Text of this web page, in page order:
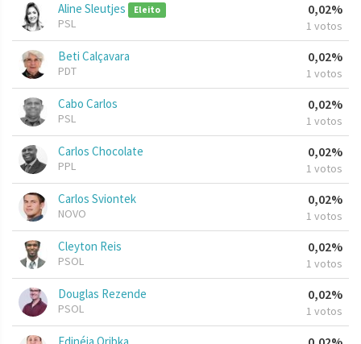
Aline Sleutjes Eleito
PSL
0,02%
1 votos
Beti Calçavara
PDT
0,02%
1 votos
Cabo Carlos
PSL
0,02%
1 votos
Carlos Chocolate
PPL
0,02%
1 votos
Carlos Sviontek
NOVO
0,02%
1 votos
Cleyton Reis
PSOL
0,02%
1 votos
Douglas Rezende
PSOL
0,02%
1 votos